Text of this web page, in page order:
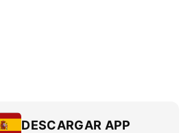
DESCARGAR APP